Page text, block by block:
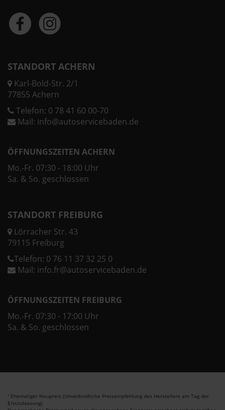
STANDORT ACHERN
Karl-Bold-Str. 2/1
77855 Achern
Telefon: 0 78 41 60 00-70
Mail: info@autoservicebaden.de
ÖFFNUNGSZEITEN ACHERN
Mo.-Fr. 07:30 - 18:00 Uhr
Sa. & So. geschlossen
STANDORT FREIBURG
Lörracher Str. 43
79115 Freiburg
Telefon: 0 76 11 37 32 25 0
Mail: info.fr@autoservicebaden.de
ÖFFNUNGSZEITEN FREIBURG
Mo.-Fr. 07:30 - 17:00 Uhr
Sa. & So. geschlossen
1 Ehemaliger Neupreis (Unverbindliche Preisempfehlung des Herstellers am Tag der
Erstzulassung).